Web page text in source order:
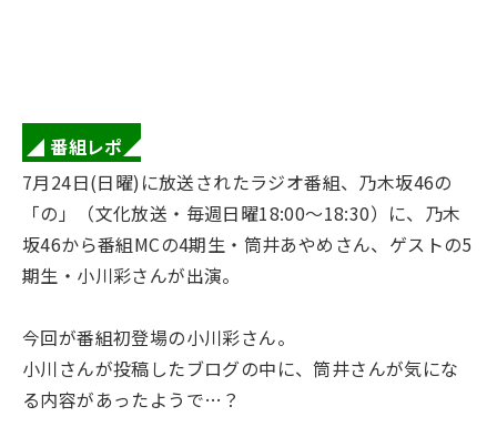
◢ 番組レポ◢
7月24日(日曜)に放送されたラジオ番組、乃木坂46の
「の」（文化放送・毎週日曜18:00～18:30）に、乃木
坂46から番組MCの4期生・筒井あやめさん、ゲストの5
期生・小川彩さんが出演。
今回が番組初登場の小川彩さん。
小川さんが投稿したブログの中に、筒井さんが気にな
る内容があったようで…？